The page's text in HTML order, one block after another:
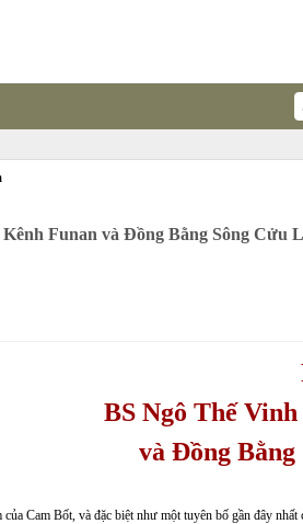
Funan và Đồng Bằng Sông Cửu
BS Ngô Thế Vinh
và Đồng Bằng
Cam Bốt, và đặc biệt như một tuyên bố gần đây